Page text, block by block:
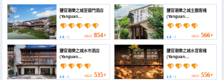
鹽官潮樂之城宣德門酒店
(Yanguan
Chaoyuezhicheng
Xuande Gate Hotel)
4.8 / 5 HKD 854+
鹽官潮樂之城主題客棧
(Yanguan
Chaolezhicheng
Themed Inn)
4.8/ 5 HKD 566+
鹽官潮樂之城水市酒店
(Yanguan
Chaolezhicheng
Shuishi Hotel)
4.8 / 5 HKD 535+
鹽官潮樂之城水音客棧
(Yanguan
Chaoyuezhicheng
Shuiyin Homestay)
4.9/ 5 HKD 556+